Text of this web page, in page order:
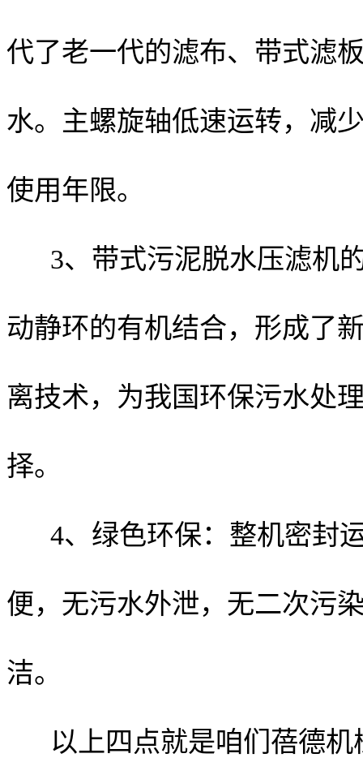
代了老一代的滤布、带式滤
水。主螺旋轴低速运转，减
使用年限。
3、带式污泥脱水压滤机
动静环的有机结合，形成了
离技术，为我国环保污水处
择。
4、绿色环保：整机密封
便，无污水外泄，无二次污
洁。
以上四点就是咱们蓓德